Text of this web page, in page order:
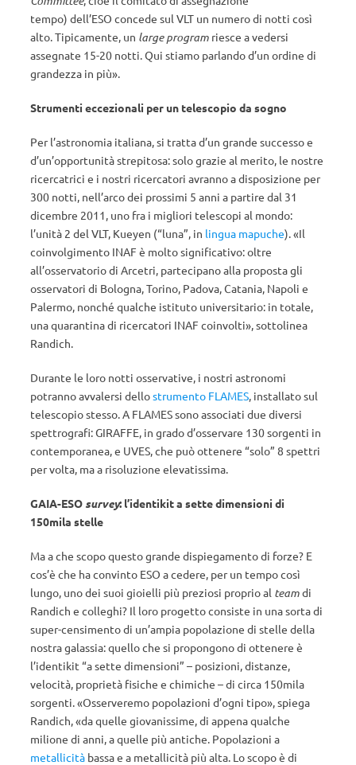
tempo) dell’ESO concede sul VLT un numero di notti così
alto. Tipicamente, un large program riesce a vedersi
assegnate 15-20 notti. Qui stiamo parlando d’un ordine di
grandezza in più».
Strumenti eccezionali per un telescopio da sogno
Per l’astronomia italiana, si tratta d’un grande successo e
d’un’opportunità strepitosa: solo grazie al merito, le nostre
ricercatrici e i nostri ricercatori avranno a disposizione per
300 notti, nell’arco dei prossimi 5 anni a partire dal 31
dicembre 2011, uno fra i migliori telescopi al mondo:
l’unità 2 del VLT, Kueyen (“luna”, in lingua mapuche). «Il
coinvolgimento INAF è molto significativo: oltre
all’osservatorio di Arcetri, partecipano alla proposta gli
osservatori di Bologna, Torino, Padova, Catania, Napoli e
Palermo, nonché qualche istituto universitario: in totale,
una quarantina di ricercatori INAF coinvolti», sottolinea
Randich.
Durante le loro notti osservative, i nostri astronomi
potranno avvalersi dellostrumento FLAMES, installato sul
telescopio stesso. A FLAMES sono associati due diversi
spettrografi: GIRAFFE, in grado d’osservare 130 sorgenti in
contemporanea, e UVES, che può ottenere “solo” 8 spettri
per volta, ma a risoluzione elevatissima.
GAIA-ESO survey: l’identikit a sette dimensioni di
150mila stelle
Ma a che scopo questo grande dispiegamento di forze? E
cos’è che ha convinto ESO a cedere, per un tempo così
lungo, uno dei suoi gioielli più preziosi proprio al teamdi
Randich e colleghi? Il loro progetto consiste in una sorta di
super-censimento di un’ampia popolazione di stelle della
nostra galassia: quello che si propongono di ottenere è
l’identikit “a sette dimensioni” – posizioni, distanze,
velocità, proprietà fisiche e chimiche – di circa 150mila
sorgenti. «Osserveremo popolazioni d’ogni tipo», spiega
Randich, «da quelle giovanissime, di appena qualche
milione di anni, a quelle più antiche. Popolazioni a
metallicità bassa e a metallicità più alta. Lo scopo è di